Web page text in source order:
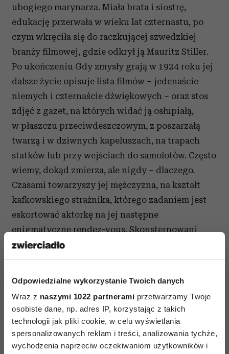
Odpowiedzialne wykorzystanie Twoich danych
Wraz z naszymi 1022 partnerami przetwarzamy Twoje
osobiste dane, np. adres IP, korzystając z takich
technologii jak pliki cookie, w celu wyświetlania
spersonalizowanych reklam i treści, analizowania tychże,
wychodzenia naprzeciw oczekiwaniom użytkowników i
ubogiego marynarza. Miała brata i siostrę,
edukację przerwała w wieku lat czternastu, po
czym wkręciła się do raczkującej szwedzkiej
branży filmowej, gdzie odkrył ją Mauritz Stiller.
Po ukończeniu Gdy zmysły grają w 1924 roku jej
dalsze życie opisuje lista filmów – jedenaście
niemych i czternaście dźwiękowych – oraz stos
zdjęć z gazet, na których widać ją osłupiałą,
w płaszczu przeciwdeszczowym, z poszarzałą
twarzą i w dziwnych kapeluszach, na trapach
statków lub przy wejściach do samolotów. Często
wiemy, dokąd zmierza, ale nigdy – dlaczego.
Czasami towarzyszy jej mężczyzna, na kształt
kafkowskiego strażnika, którego zadaniem jest
eskortować aktorkę na jej następne
enigmatyczne rendez-vous. Skonsternowani
zasięgamy porady astrologów, którzy twierdzą,
że osoby urodzone między końcem sierpnia
mogłaby ona udoskonalić?
Zmieniła nazwisko z Gustafsson na Garbo, co po
szwedzku oznacza leśnego duszka. Dawniej